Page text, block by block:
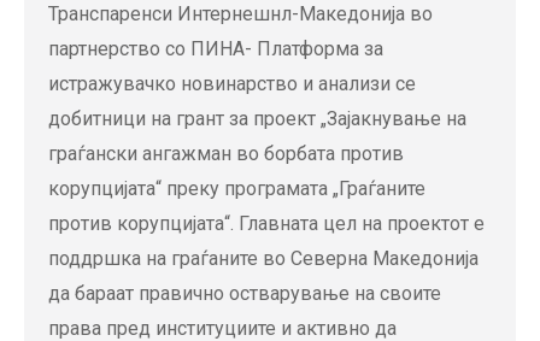
Транспаренси Интернешнл-Македонија во
партнерство со ПИНА- Платформа за
истражувачко новинарство и анализи се
добитници на грант за проект „Зајакнување на
граѓански ангажман во борбата против
корупцијата“ преку програмата „Граѓаните
против корупцијата“. Главната цел на проектот е
поддршка на граѓаните во Северна Македонија
да бараат правично остварување на своите
права пред институциите и активно да